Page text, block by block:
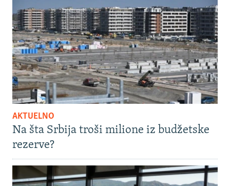
AKTUELNO
Na šta Srbija troši milione iz budžetske
rezerve?